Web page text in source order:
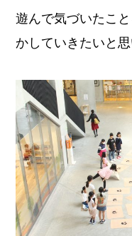
遊んで気づいたこ
かしていきたいと思